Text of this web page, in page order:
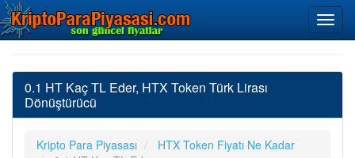
0.1 HT Kaç TL Eder, HTX Token Türk Lirası
Dönüştürücü
Kripto Para Piyasası
HTX Token Fiyatı Ne Kadar